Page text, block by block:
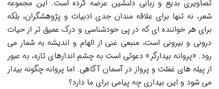
تصاویری بدیع و زبانی دلنشین عرضه کرده است. این مجموعه
شعر، نه تنها برای علاقه مندان جدی ادبیات و پژوهشگران، بلکه
برای هر خواننده ای که در پی خودشناسی و درک عمیق تر از حیات
درونی و بیرونی است، منبعی غنی از الهام و اندیشه به شمار می
رود. «پروانه بیدارگر» دعوتی است به چشم اندازهای تازه، به عبور
از پیله های غفلت و پرواز در آسمان آگاهی. اما پروانه چگونه بیدار
می شود و این بیداری چه پیامی برای ما دارد؟